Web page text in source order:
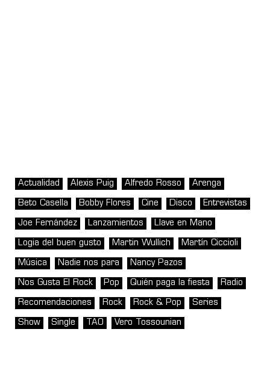
Actualidad Alexis Puig Alfredo Rosso Arenga
Beto Casella Bobby Flores Cine Disco Entrevistas
Joe Fernández Lanzamientos Llave en Mano
Logia del buen gusto Martin Wullich Martín Ciccioli
Música Nadie nos para Nancy Pazos
Nos Gusta El Rock Pop Quién paga la fiesta Radio
Recomendaciones Rock Rock & Pop Series
Show Single TAO Vero Tossounian